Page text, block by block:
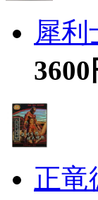
犀
3600
正竜